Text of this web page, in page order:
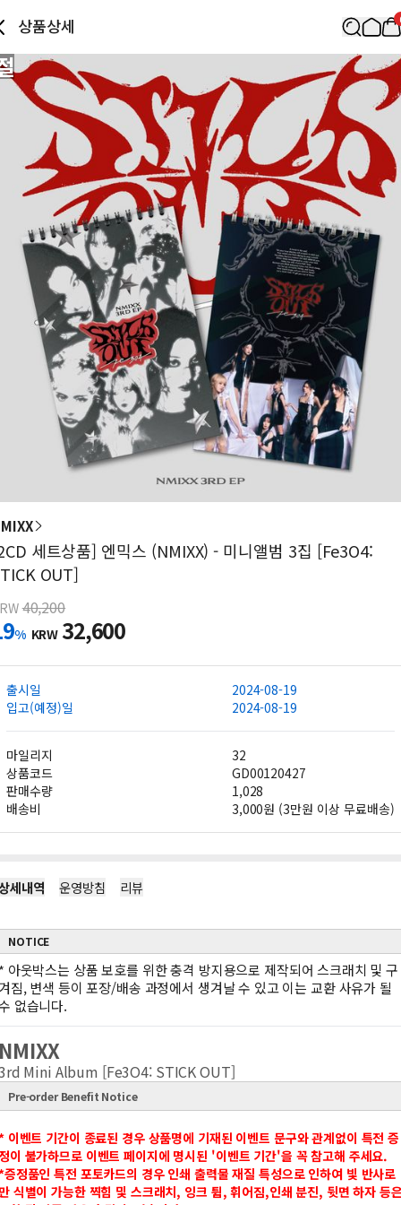
상품상세
세트상품] 엔믹스 (NMIXX) - 미니앨범 3집 [Fe3O4:
OUT]
40,200
% KRW 32,600
출시일
2024-08-19
입고(예정)일
2024-08-19
마일리지
32
상품코드
GD00120427
판매수량
1,028
배송비
3,000원 (3만원 이상 무료배송)
세내역 운영방침 리뷰
NOTICE
아웃박스는 상품 보호를 위한 충격 방지용으로 제작되어 스크래치 및 구
짐, 변색 등이 포장/배송 과정에서 생겨날 수 있고 이는 교환 사유가 될
없습니다.
Mini Album [Fe3O4: STICK OUT]
Pre-order Benefit Notice
이벤트 기간이 종료된 경우 상품명에 기재된 이벤트 문구와 관계없이 특전 증
이 불가하므로 이벤트 페이지에 명시된 '이벤트 기간'을 꼭 참고해 주세요.
정품인 특전 포토카드의 경우 인쇄 출력물 재질 특성으로 인하여 빛 반사로
식별이 가능한 찍힘 및 스크래치, 잉크 튐, 휘어짐,인쇄 분진, 뒷면 하자 등